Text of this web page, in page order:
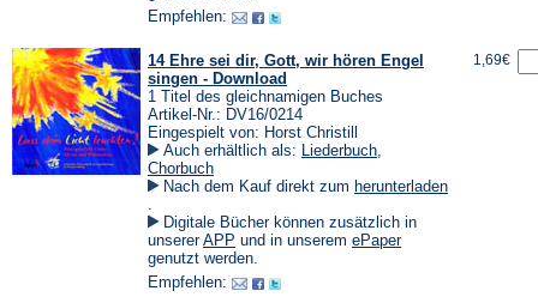
Tab)
neuen
Empfehlen:
14 Ehre sei dir, Gott, wir hören Engel
singen - Download
1 Titel des gleichnamigen Buches
Artikel-Nr.: DV16/0214
Eingespielt von: Horst Christill
Auch erhältlich als: Liederbuch,
Chorbuch
Nach dem Kauf direkt zum herunterladen
in
einem
neuen
Tab)
.
Digitale Bücher können zusätzlich in
unsererAPP (Öffnet
in
neuen
und in unserem ePaper(Öffnet
genutzt werden.
Empfehlen:
1,69€